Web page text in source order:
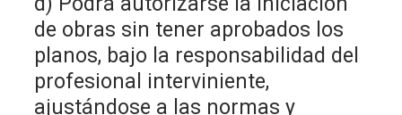
de obras sin tener aprobados los
planos, bajo la responsabilidad del
profesional interviniente,
ajustándose a las normas y